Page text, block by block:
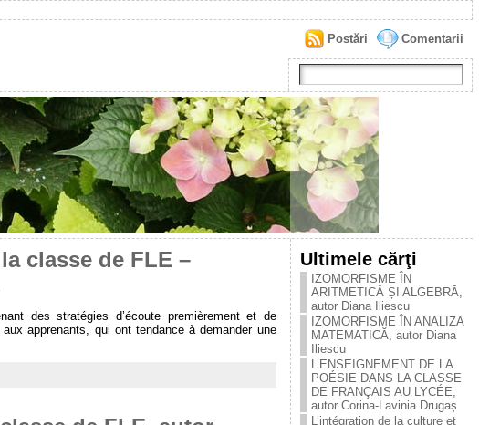
Comentarii
Postări
classe de FLE –
des stratégies d’écoute premièrement et de
apprenants, qui ont tendance à demander une
Ultimele cărţi
IZOMORFISME ÎN
ARITMETICĂ ȘI ALGEBRĂ,
autor Diana Iliescu
IZOMORFISME ÎN ANALIZA
MATEMATICĂ, autor Diana
Iliescu
L’ENSEIGNEMENT DE LA
POÉSIE DANS LA CLASSE
DE FRANÇAIS AU LYCÉE,
autor Corina-Lavinia Drugaș
L’intégration de la culture et